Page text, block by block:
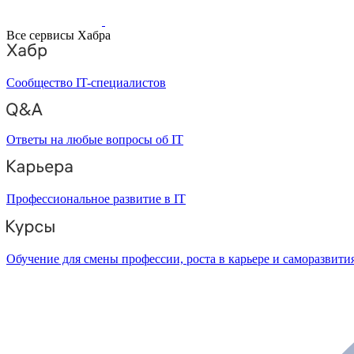
Все сервисы Хабра
Сообщество IT-специалистов
Ответы на любые вопросы об IT
Профессиональное развитие в IT
Обучение для смены профессии, роста в карьере и